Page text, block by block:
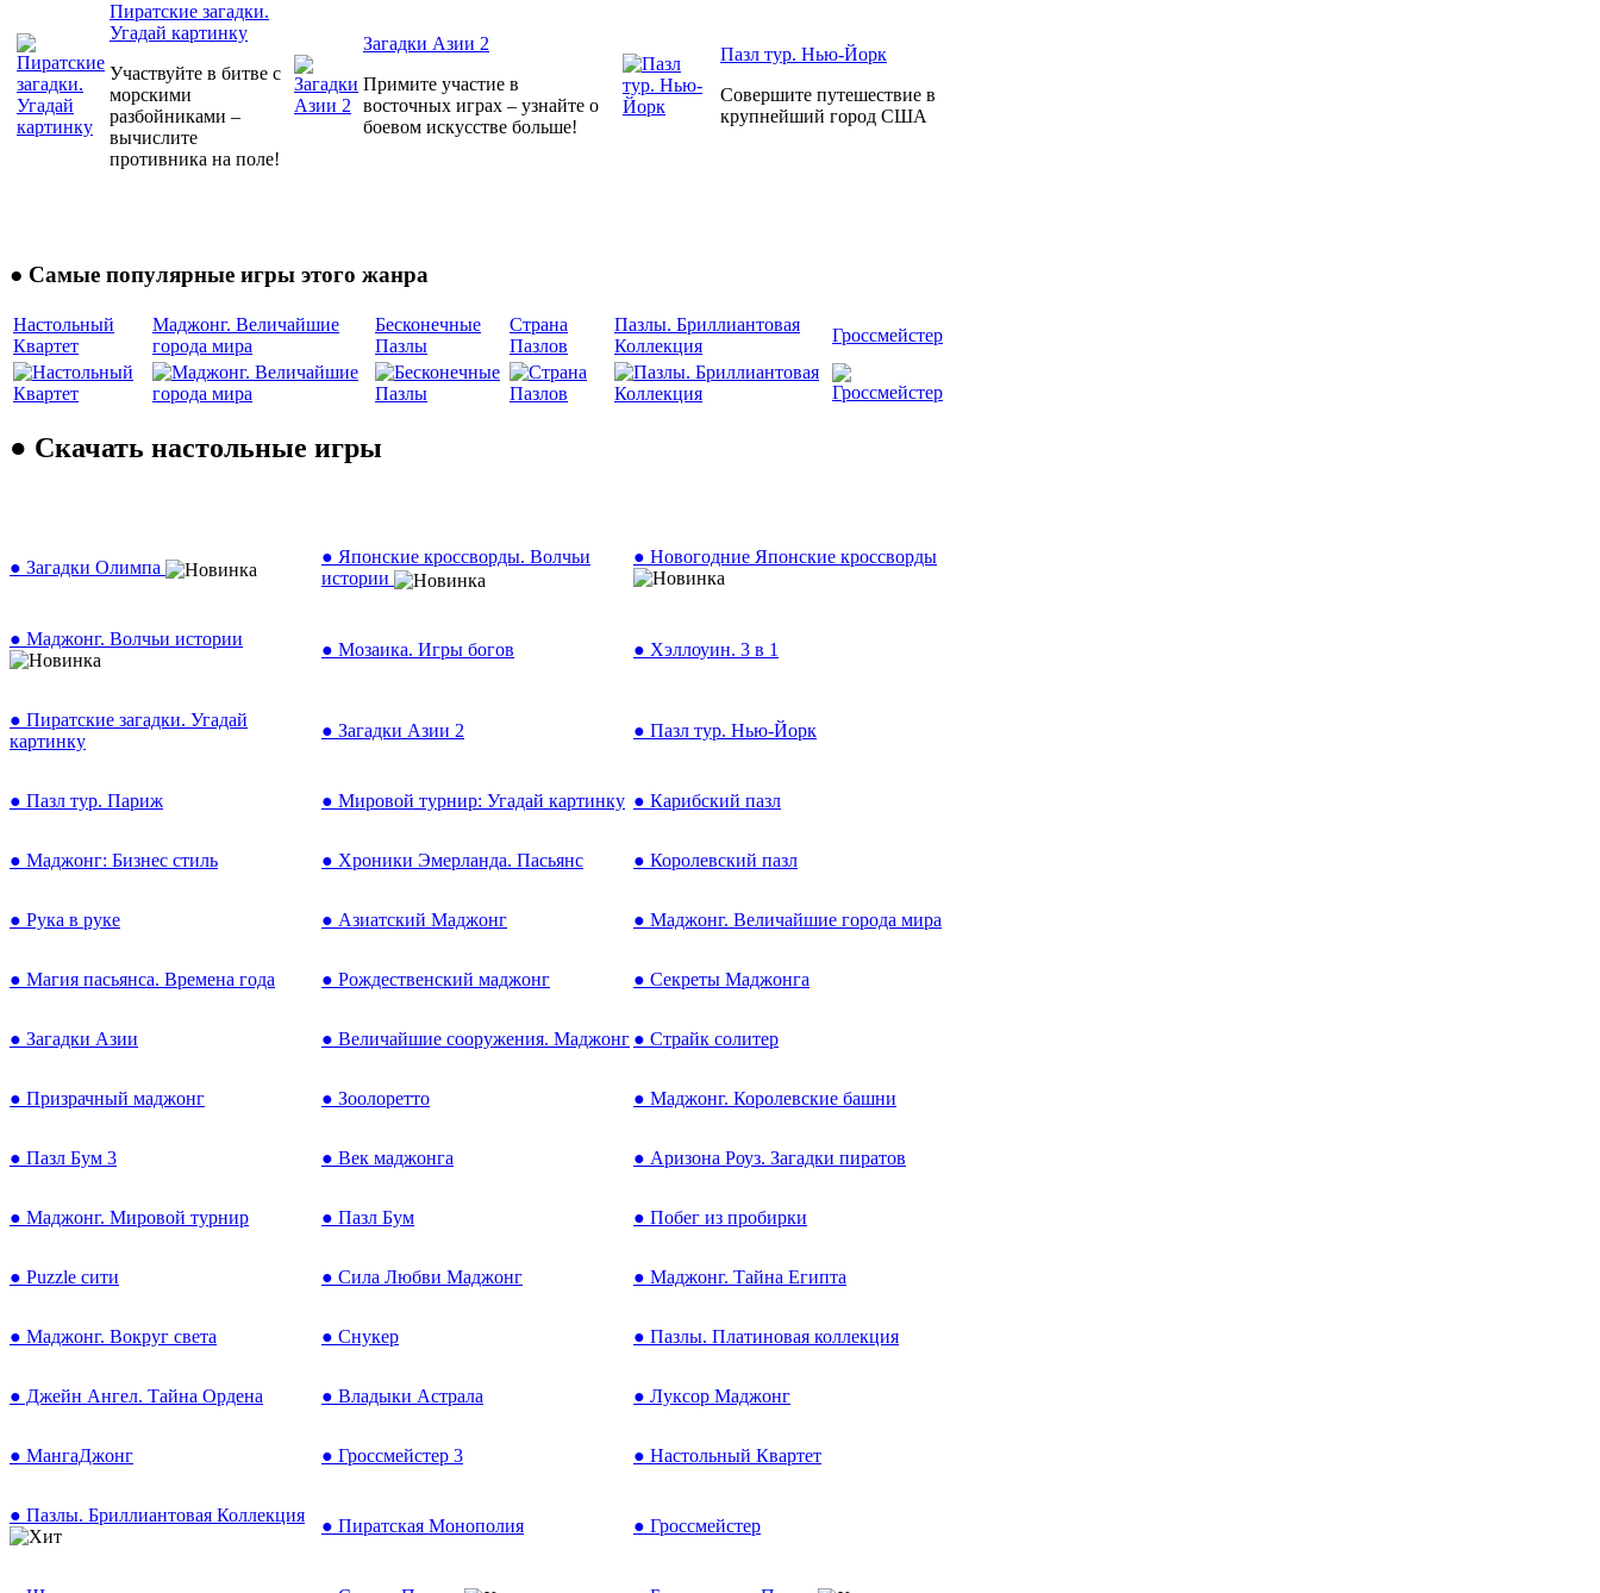
Пиратские загадки.
Угадай картинку
Участвуйте в битве с
морскими
разбойниками –
вычислите
противника на поле!
Загадки Азии 2
Примите участие в
восточных играх – узнайте о
боевом искусстве больше!
Пазл тур. Нью-Йорк
Совершите путешествие в
крупнейший город США
● Самые популярные игры этого жанра
Настольный
Квартет
Маджонг. Величайшие
города мира
Бесконечные
Пазлы
Страна
Пазлов
Пазлы. Бриллиантовая
Коллекция
Гроссмейстер
● Скачать настольные игры
● Загадки Олимпа
● Японские кроссворды. Волчьи
истории
● Новогодние Японские кроссворды
● Маджонг. Волчьи истории
● Мозаика. Игры богов ● Хэллоуин. 3 в 1
● Пиратские загадки. Угадай
картинку
● Загадки Азии 2 ● Пазл тур. Нью-Йорк
● Пазл тур. Париж ● Мировой турнир: Угадай картинку ● Карибский пазл
● Маджонг: Бизнес стиль ● Хроники Эмерланда. Пасьянс ● Королевский пазл
● Рука в руке ● Азиатский Маджонг ● Маджонг. Величайшие города мира
● Магия пасьянса. Времена года ● Рождественский маджонг ● Секреты Маджонга
● Загадки Азии ● Величайшие сооружения. Маджонг ● Страйк солитер
● Призрачный маджонг ● Зоолоретто ● Маджонг. Королевские башни
● Пазл Бум 3 ● Век маджонга ● Аризона Роуз. Загадки пиратов
● Маджонг. Мировой турнир ● Пазл Бум ● Побег из пробирки
● Puzzle сити ● Сила Любви Маджонг ● Маджонг. Тайна Египта
● Маджонг. Вокруг света ● Снукер ● Пазлы. Платиновая коллекция
● Джейн Ангел. Тайна Ордена ● Владыки Астрала ● Луксор Маджонг
● МангаДжонг ● Гроссмейстер 3 ● Настольный Квартет
● Пазлы. Бриллиантовая Коллекция
● Пиратская Монополия ● Гроссмейстер